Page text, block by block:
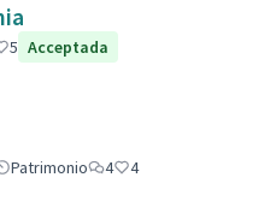
5 Acceptada
Patrimonio 4
4